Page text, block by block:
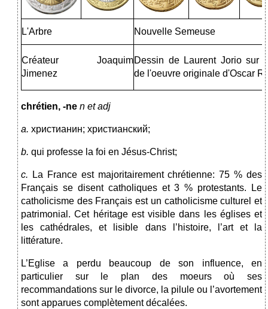
L'Arbre Nouvelle Semeuse
Créateur Joaquim
Jimenez
Dessin de Laurent Jorio sur
de l'oeuvre originale d'Oscar
chrétien, -ne n et adj
a. христианин; христианский;
b. qui professe la foi en Jésus-Christ;
c. La France est majoritairement chrétienne: 75 % des
Français se disent catholiques et 3 % protestants. Le
catholicisme des Français est un catholicisme culturel et
patrimonial. Cet héritage est visible dans les églises et
les cathédrales, et lisible dans l’histoire, l’art et la
littérature.
L’Eglise a perdu beaucoup de son influence, en
particulier sur le plan des moeurs où ses
recommandations sur le divorce, la pilule ou l’avortement
sont apparues complètement décalées.